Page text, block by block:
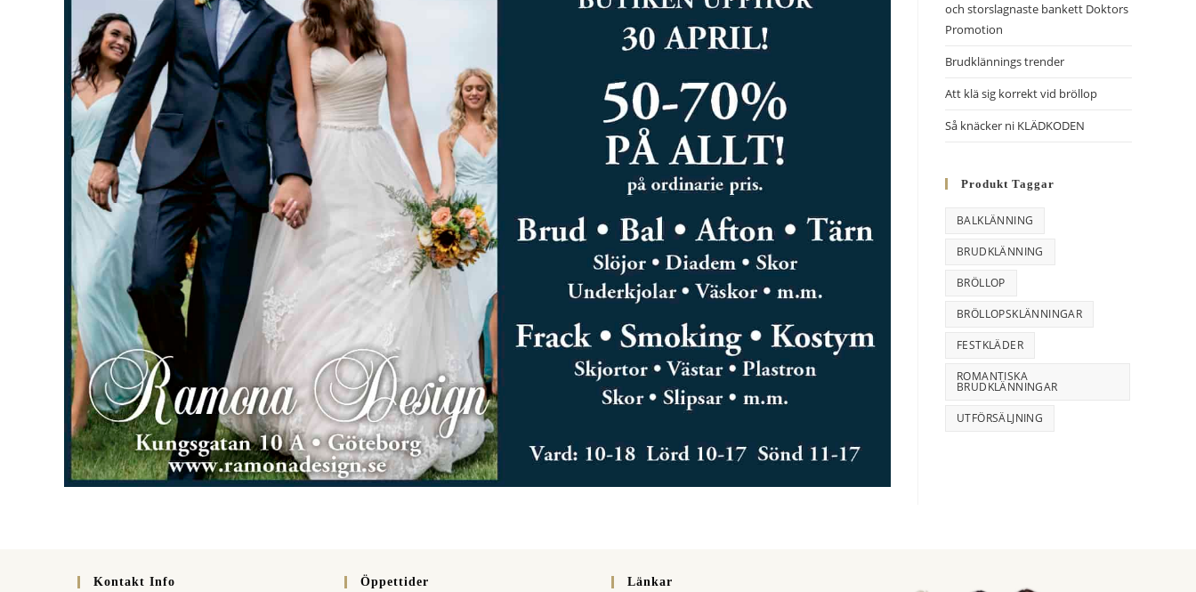
och storslagnaste bankett Doktors
Promotion
Brudklännings trender
Att klä sig korrekt vid bröllop
Så knäcker ni KLÄDKODEN
Produkt Taggar
BALKLÄNNING
BRUDKLÄNNING
BRÖLLOP
BRÖLLOPSKLÄNNINGAR
FESTKLÄDER
ROMANTISKA
BRUDKLÄNNINGAR
UTFÖRSÄLJNING
Kontakt Info Öppettider Länkar